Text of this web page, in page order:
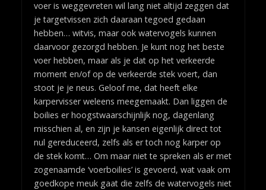
voer is weggevreten wil lang niet altijd zeggen dat
je targetvissen zich daaraan tegoed gedaan
hebben… witvis, maar ook watervogels kunnen
daarvoor gezorgd hebben. Je kunt nog het beste
voer hebben, maar als je dat op het verkeerde
moment en/of op de verkeerde stek voert, dan
stoot je je neus. Geloof me, dat heeft elke
karpervisser weleens meegemaakt. Dan liggen de
boilies er hoogstwaarschijnlijk nog, dagenlang
misschien al, en zijn je kansen eigenlijk direct tot
nul gereduceerd, zelfs als er toch nog karper op
de stek komt… Om maar niet te spreken als er met
zogenaamde ‘voerboilies’ is gevoerd, wat vaak om
goedkope meuk gaat die zelfs de watervogels niet